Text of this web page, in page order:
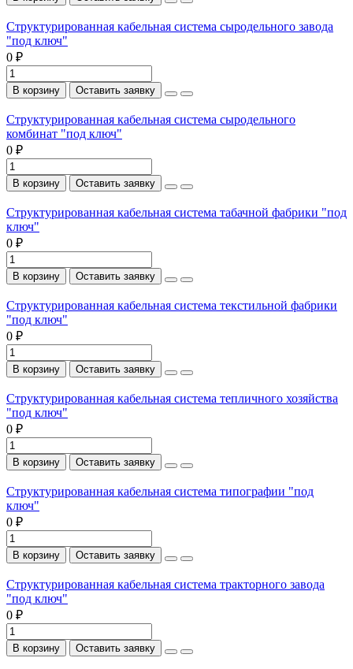
Структурированная кабельная система сыродельного завода
"под ключ"
0 ₽
В корзину Оставить заявку
Структурированная кабельная система сыродельного
комбинат "под ключ"
0 ₽
В корзину Оставить заявку
Структурированная кабельная система табачной фабрики "под
ключ"
0 ₽
В корзину Оставить заявку
Структурированная кабельная система текстильной фабрики
"под ключ"
0 ₽
В корзину Оставить заявку
Структурированная кабельная система тепличного хозяйства
"под ключ"
0 ₽
В корзину Оставить заявку
Структурированная кабельная система типографии "под
ключ"
0 ₽
В корзину Оставить заявку
Структурированная кабельная система тракторного завода
"под ключ"
0 ₽
В корзину Оставить заявку